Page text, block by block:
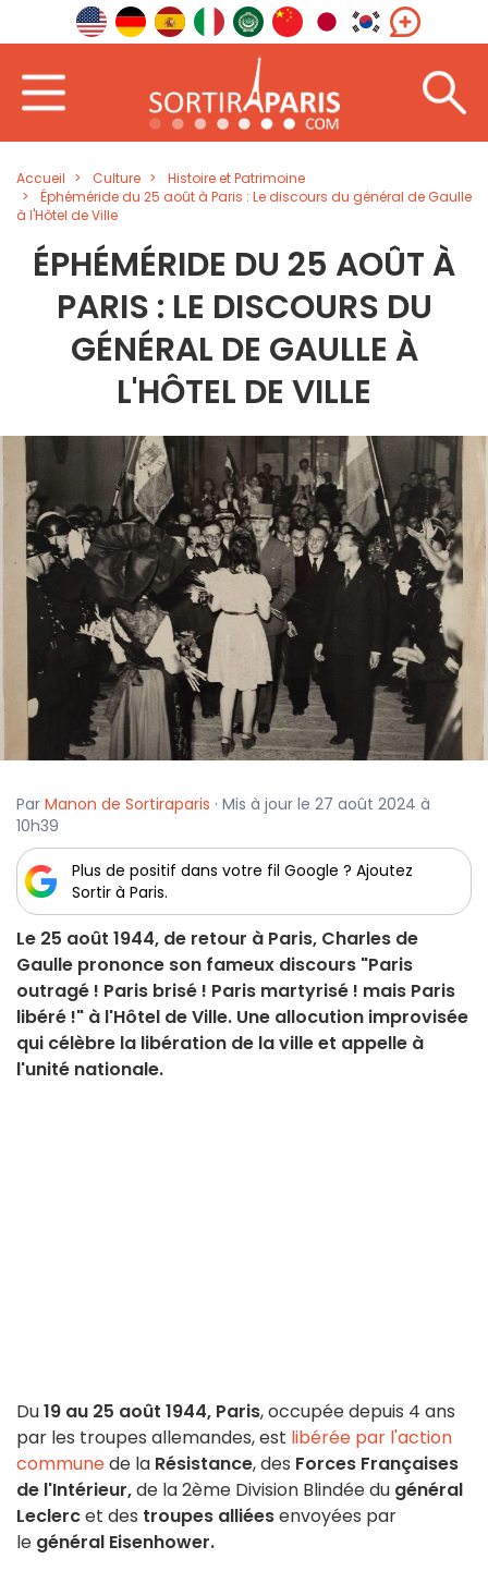
Accueil Culture
Histoire et Patrimoine
Éphéméride du 25 août à Paris : Le discours du général de Gaulle
à l'Hôtel de Ville
ÉPHÉMÉRIDE DU 25 AOÛT À
PARIS : LE DISCOURS DU
GÉNÉRAL DE GAULLE À
L'HÔTEL DE VILLE
Par Manon de Sortiraparis · Mis à jour le 27 août 2024 à
10h39
Plus de positif dans votre fil Google ? Ajoutez
Sortir à Paris.
Le 25 août 1944, de retour à Paris, Charles de
Gaulle prononce son fameux discours "Paris
outragé ! Paris brisé ! Paris martyrisé ! mais Paris
libéré !" à l'Hôtel de Ville. Une allocution improvisée
qui célèbre la libération de la ville et appelle à
l'unité nationale.
Du19 au 25 août 1944, Paris, occupée depuis 4 ans
par les troupes allemandes, est libérée par l'action
communede la Résistance, des Forces Françaises
de l'Intérieur,de la 2ème Division Blindée du général
Leclercet des troupes alliéesenvoyées par
le général Eisenhower.